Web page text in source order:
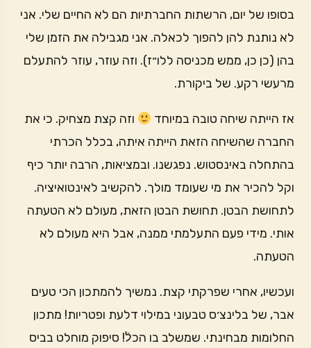
בסופו של יום, הרשתות החברתיות הם לא החיים שלי. אני
לא נותנת להן להפוך לכאלה. אני מגבילה את הזמן שלי
בהן (כן כן, ממש מכניסה ללו״ז). וזה עוזר, עוזר להתעלם
מרעשי רקע. של ביקורת.
אז הייתה שיחה טובה במיוחד
וזה קצת מצחיק. כי את
החברה שהשיחה הזאת הייתה איתה, בכלל הכרתי
בהתחלה באינסטוש. נפגשנו. ובמציאות, הרבה יותר כיף
וקל להכיר את מי שעומד מולך. להקשיב לאינטואיציה.
לתחושת הבטן. תחושת הבטן הזאת, מעולם לא הטעתה
אותי. מידי פעם התעלמתי ממנה, אבל היא מעולם לא
הטעתה.
ועכשיו, אחרי שפרקתי קצת. נמשיך להמתכון הכי טעים
אבר, של בלינצ׳ס טבעוני במילוי דלעת ופטריות! מתכון
החלומות מבחינתי. שמשלב בו הכלֿ! סיפוק מוחלט בביס